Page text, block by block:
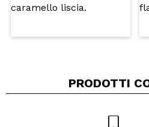
PRODOTTI